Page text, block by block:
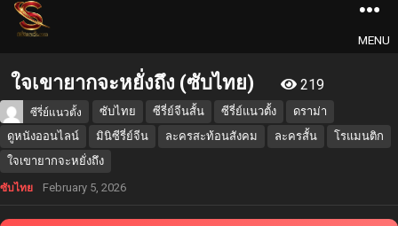
MENU
ใจเขายากจะหยั่งถึง (ซับไทย) 219
ซีรี่ย์แนวตั้ง ซับไทย ซีรี่ย์จีนสั้น ซีรี่ย์แนวตั้ง
ดราม่า
ดูหนังออนไลน์
มินิซีรี่ย์จีน ละครสะท้อนสังคม ละครสั้น
โรแมนติก
ใจเขายากจะหยั่งถึง
ซับไทย February 5, 2026